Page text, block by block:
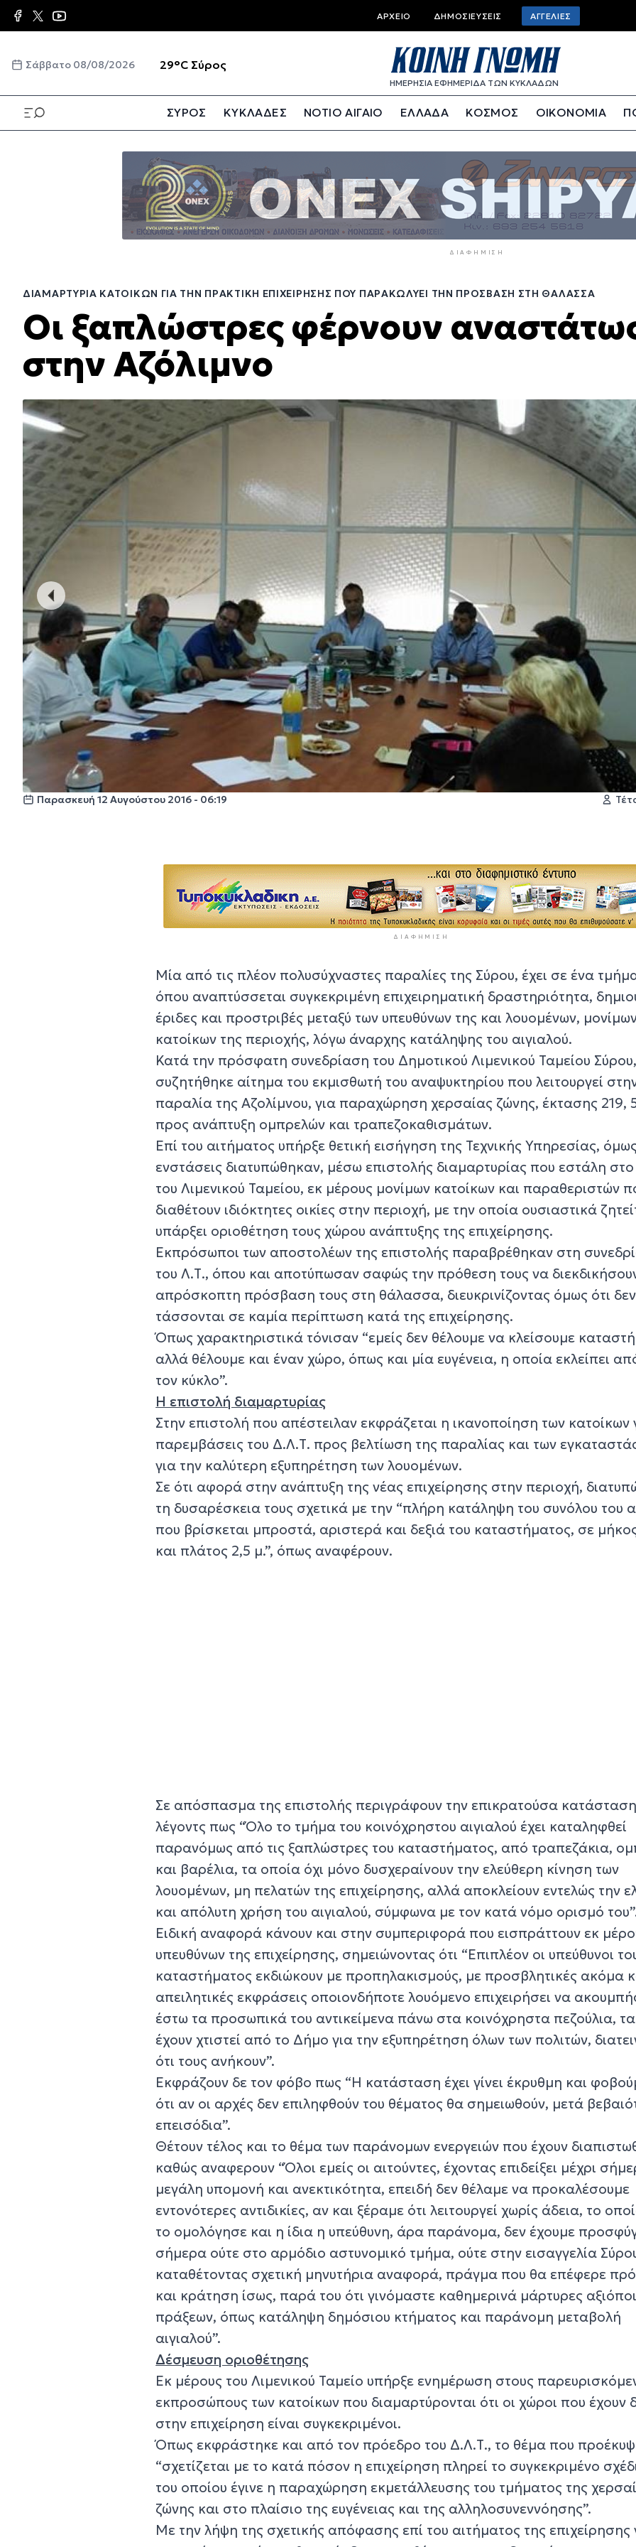
Παράκαμψη
προς
κυρίως
Top
bar
menu
ΑΡΧΕΊΟ ΔΗΜΟΣΙΕΎΣΕΙΣ ΑΓΓΕΛΊΕΣ
Σάββατο 08/08/2026 29°C Σύρος
ΗΜΕΡΗΣΙΑ ΕΦΗΜΕΡΙΔΑ ΤΩΝ ΚΥΚΛΑΔΩΝ
ΣΥΡΟΣ ΚΥΚΛΑΔΕΣ ΝΟΤΙΟ ΑΙΓΑΙΟ ΕΛΛΑΔΑ ΚΟΣΜΟΣ ΟΙΚΟΝΟΜΙΑ
ΔΙΑΦΉΜΙΣΗ
ΔΙΑΜΑΡΤΥΡΊΑ ΚΑΤΟΊΚΩΝ ΓΙΑ ΤΗΝ ΠΡΑΚΤΙΚΉ ΕΠΙΧΕΊΡΗΣΗΣ ΠΟΥ ΠΑΡΑΚΩΛΎΕΙ ΤΗΝ ΠΡΌΣΒΑΣΗ ΣΤΗ ΘΆΛΑΣΣΑ
Οι ξαπλώστρες φέρνουν
στην Αζόλιμνο
Παρασκευή 12 Αυγούστου 2016 - 06:19
ΔΙΑΦΉΜΙΣΗ
Μία από τις πλέον πολυσύχναστες παραλίες της Σύρου, έχει σε ένα
όπου αναπτύσσεται συγκεκριμένη επιχειρηματική δραστηριότητα,
έριδες και προστριβές μεταξύ των υπευθύνων της και λουομένων,
κατοίκων της περιοχής, λόγω άναρχης κατάληψης του αιγιαλού.
Κατά την πρόσφατη συνεδρίαση του Δημοτικού Λιμενικού Ταμείου Σύρου,
συζητήθηκε αίτημα του εκμισθωτή του αναψυκτηρίου που λειτουργεί
παραλία της Αζολίμνου, για παραχώρηση χερσαίας ζώνης, έκτασης 219,
προς ανάπτυξη ομπρελών και τραπεζοκαθισμάτων.
Επί του αιτήματος υπήρξε θετική εισήγηση της Τεχνικής Υπηρεσίας,
ενστάσεις διατυπώθηκαν, μέσω επιστολής διαμαρτυρίας που εστάλη
του Λιμενικού Ταμείου, εκ μέρους μονίμων κατοίκων και παραθεριστών
διαθέτουν ιδιόκτητες οικίες στην περιοχή, με την οποία ουσιαστικά
υπάρξει οριοθέτηση τους χώρου ανάπτυξης της επιχείρησης.
Εκπρόσωποι των αποστολέων της επιστολής παραβρέθηκαν στη
του Λ.Τ., όπου και αποτύπωσαν σαφώς την πρόθεση τους να
απρόσκοπτη πρόσβαση τους στη θάλασσα, διευκρινίζοντας όμως ότι δεν
τάσσονται σε καμία περίπτωση κατά της επιχείρησης.
Όπως χαρακτηριστικά τόνισαν “εμείς δεν θέλουμε να κλείσουμε
αλλά θέλουμε και έναν χώρο, όπως και μία ευγένεια, η οποία εκλείπει
τον κύκλο”.
Η επιστολή διαμαρτυρίας
Στην επιστολή που απέστειλαν εκφράζεται η ικανοποίηση των κατοίκων
παρεμβάσεις του Δ.Λ.Τ. προς βελτίωση της παραλίας και των
για την καλύτερη εξυπηρέτηση των λουομένων.
Σε ότι αφορά στην ανάπτυξη της νέας επιχείρησης στην περιοχή,
τη δυσαρέσκεια τους σχετικά με την “πλήρη κατάληψη του συνόλου του
που βρίσκεται μπροστά, αριστερά και δεξιά του καταστήματος, σε
και πλάτος 2,5 μ.”, όπως αναφέρουν.
Σε απόσπασμα της επιστολής περιγράφουν την επικρατούσα κατάσταση
λέγοντς πως “Όλο το τμήμα του κοινόχρηστου αιγιαλού έχει καταληφθεί
παρανόμως από τις ξαπλώστρες του καταστήματος, από τραπεζάκια,
και βαρέλια, τα οποία όχι μόνο δυσχεραίνουν την ελεύθερη κίνηση των
λουομένων, μη πελατών της επιχείρησης, αλλά αποκλείουν εντελώς την
και απόλυτη χρήση του αιγιαλού, σύμφωνα με τον κατά νόμο ορισμό
Ειδική αναφορά κάνουν και στην συμπεριφορά που εισπράττουν εκ
υπευθύνων της επιχείρησης, σημειώνοντας ότι “Επιπλέον οι υπεύθυνοι
καταστήματος εκδιώκουν με προπηλακισμούς, με προσβλητικές ακόμα
απειλητικές εκφράσεις οποιονδήποτε λουόμενο επιχειρήσει να
έστω τα προσωπικά του αντικείμενα πάνω στα κοινόχρηστα πεζούλια,
έχουν χτιστεί από το Δήμο για την εξυπηρέτηση όλων των πολιτών,
ότι τους ανήκουν”.
Εκφράζουν δε τον φόβο πως “Η κατάσταση έχει γίνει έκρυθμη και
ότι αν οι αρχές δεν επιληφθούν του θέματος θα σημειωθούν, μετά
επεισόδια”.
Θέτουν τέλος και το θέμα των παράνομων ενεργειών που έχουν
καθώς αναφερουν “Όλοι εμείς οι αιτούντες, έχοντας επιδείξει μέχρι
μεγάλη υπομονή και ανεκτικότητα, επειδή δεν θέλαμε να προκαλέσουμε
εντονότερες αντιδικίες, αν και ξέραμε ότι λειτουργεί χωρίς άδεια, το
το ομολόγησε και η ίδια η υπεύθυνη, άρα παράνομα, δεν έχουμε
σήμερα ούτε στο αρμόδιο αστυνομικό τμήμα, ούτε στην εισαγγελία
καταθέτοντας σχετική μηνυτήρια αναφορά, πράγμα που θα επέφερε
και κράτηση ίσως, παρά του ότι γινόμαστε καθημερινά μάρτυρες
πράξεων, όπως κατάληψη δημόσιου κτήματος και παράνομη μεταβολή
αιγιαλού”.
Δέσμευση οριοθέτησης
Εκ μέρους του Λιμενικού Ταμείο υπήρξε ενημέρωση στους
εκπροσώπους των κατοίκων που διαμαρτύρονται ότι οι χώροι που έχουν
στην επιχείρηση είναι συγκεκριμένοι.
Όπως εκφράστηκε και από τον πρόεδρο του Δ.Λ.Τ., το θέμα που
“σχετίζεται με το κατά πόσον η επιχείρηση πληρεί το συγκεκριμένο
του οποίου έγινε η παραχώρηση εκμετάλλευσης του τμήματος της
ζώνης και στο πλαίσιο της ευγένειας και της αλληλοσυνεννόησης”.
Με την λήψη της σχετικής απόφασης επί του αιτήματος της επιχείρησης